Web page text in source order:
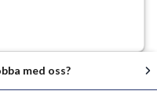
med oss?